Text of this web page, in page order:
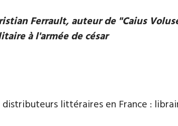
Ferrault, auteur de "Caius
à l'armée de césar
littéraires en France :